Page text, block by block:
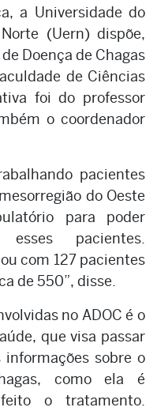
a Universidade do
(Uern) dispõe,
Doença de Chagas
de Ciências
foi do professor
o coordenador
pacientes
do Oeste
para poder
pacientes.
com 127 pacientes
de 550”, disse.
no ADOC é o
que visa passar
sobre o
como ela é
o tratamento.